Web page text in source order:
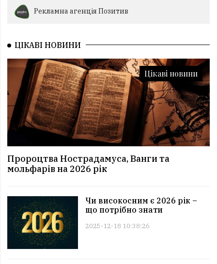
Рекламна агенція Позитив
ЦІКАВІ НОВИНИ
Цікаві новини
Пророцтва Нострадамуса, Ванги та
мольфарів на 2026 рік
Чи високосним є 2026 рік –
що потрібно знати
2025-12-18 10:38:26